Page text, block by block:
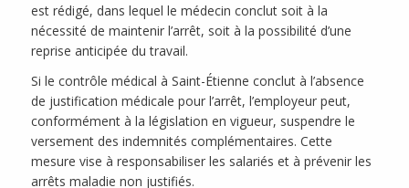
est rédigé, dans lequel le médecin conclut soit à la
nécessité de maintenir l’arrêt, soit à la possibilité d’une
reprise anticipée du travail.
Si le contrôle médical à Saint-Étienne conclut à l’absence
de justification médicale pour l’arrêt, l’employeur peut,
conformément à la législation en vigueur, suspendre le
versement des indemnités complémentaires. Cette
mesure vise à responsabiliser les salariés et à prévenir les
arrêts maladie non justifiés.